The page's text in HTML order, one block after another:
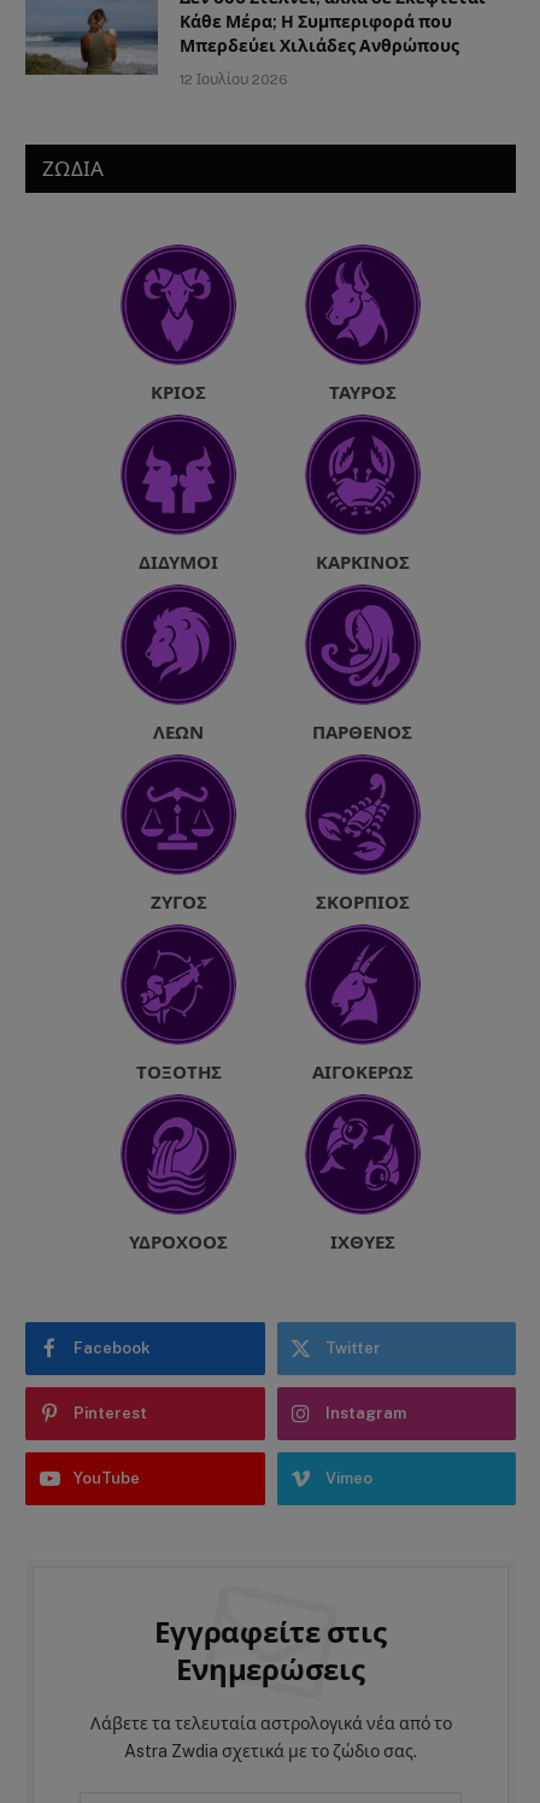
Κάθε Μέρα; Η Συμπεριφορά που
Μπερδεύει Χιλιάδες Ανθρώπους
12 Ιουλίου 2026
ΖΩΔΙΑ
ΚΡΙΌΣ ΤΑΎΡΟΣ
ΔΊΔΥΜΟΙ ΚΑΡΚΊΝΟΣ
ΛΈΩΝ ΠΑΡΘΈΝΟΣ
ΖΥΓΌΣ ΣΚΟΡΠΙΌΣ
ΤΟΞΌΤΗΣ ΑΙΓΌΚΕΡΩΣ
ΥΔΡΟΧΌΟΣ ΙΧΘΎΕΣ
Facebook Twitter
Pinterest Instagram
YouTube Vimeo
Εγγραφείτε στις
Ενημερώσεις
Λάβετε τα τελευταία αστρολογικά νέα από το
Astra Zwdia σχετικά με το ζώδιο σας.